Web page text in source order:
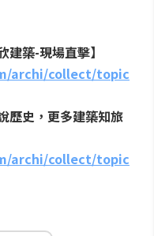
建築-現場直擊】
archi/collect/topic
歷史，更多建築知旅
archi/collect/topic